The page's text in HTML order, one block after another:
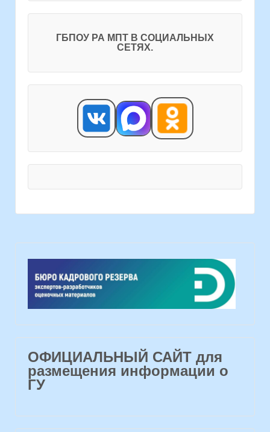
ГБПОУ РА МПТ В СОЦИАЛЬНЫХ
СЕТЯХ.
ОФИЦИАЛЬНЫЙ САЙТ для
размещения информации о
ГУ